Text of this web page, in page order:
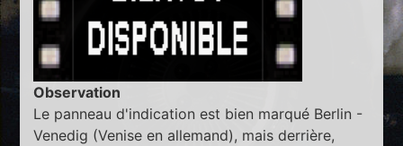
Observation
Le panneau d'indication est bien marqué Berlin -
Venedig (Venise en allemand), mais derrière,